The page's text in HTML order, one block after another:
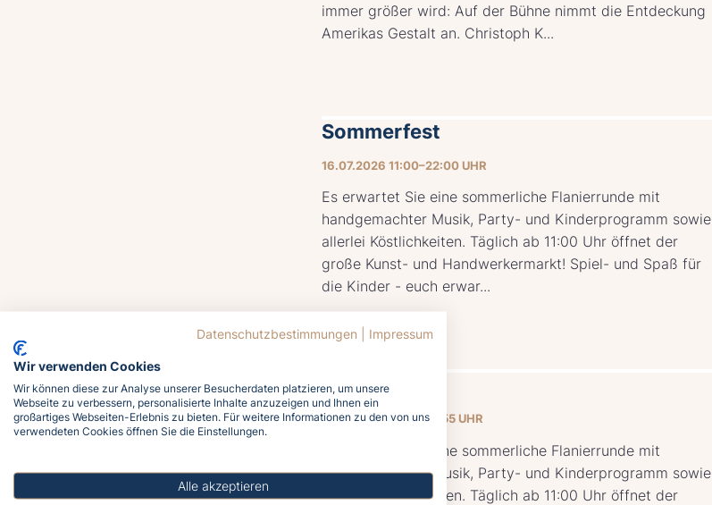
immer größer wird: Auf der Bühne nimmt die Entdeckung
Amerikas Gestalt an. Christoph K...
16.07.2026 11:00–22:00 UHR
Sommerfest
Es erwartet Sie eine sommerliche Flanierrunde mit
handgemachter Musik, Party- und Kinderprogramm sowie
allerlei Köstlichkeiten. Täglich ab 11:00 Uhr öffnet der
große Kunst- und Handwerkermarkt! Spiel- und Spaß für
die Kinder - euch erwar...
17.07.2026 11:00–23:55 UHR
Sommerfest
Es erwartet Sie eine sommerliche Flanierrunde mit
handgemachter Musik, Party- und Kinderprogramm sowie
allerlei Köstlichkeiten. Täglich ab 11:00 Uhr öffnet der
Datenschutzbestimmungen Impressum
Wir verwenden Cookies
Wir können diese zur Analyse unserer Besucherdaten platzieren, um unsere
Webseite zu verbessern, personalisierte Inhalte anzuzeigen und Ihnen ein
großartiges Webseiten-Erlebnis zu bieten. Für weitere Informationen zu den von uns
verwendeten Cookies öffnen Sie die Einstellungen.
Alle akzeptieren